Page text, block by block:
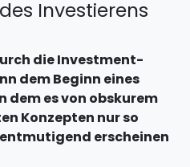
Investierens
die Investment-
dem Beginn eines
dem es von obskurem
Konzepten nur so
erscheinen